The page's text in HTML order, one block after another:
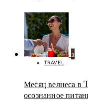
3
TRAVEL
Месяц велнеса
осознанное